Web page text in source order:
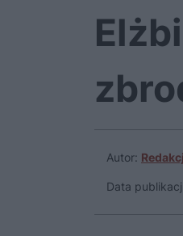
Autor:
Data